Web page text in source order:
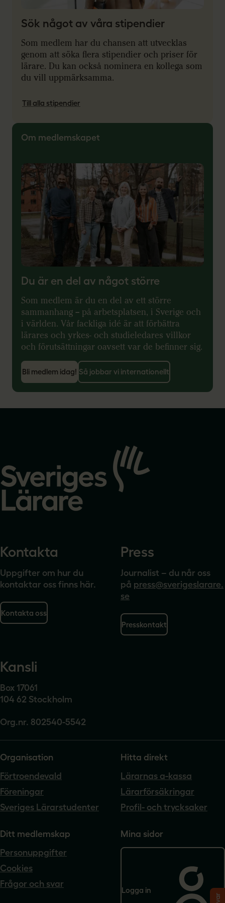
Sök något av våra stipendier
Som medlem har du chansen att utvecklas
genom att söka flera stipendier och priser för
lärare. Du kan också nominera en kollega som
du vill uppmärksamma.
Till alla stipendier
Om medlemskapet
Du är en del av något större
Som medlem är du en del av ett större
sammanhang – på arbetsplatsen, i Sverige och
i världen. Vår fackliga idé är att förbättra
lärares och yrkes- och studieledares villkor
och förutsättningar oavsett var de befinner sig.
Bli medlem idag! Så jobbar vi internationellt
startsidan
Kontakta
Uppgifter om hur du
kontaktar oss finns här.
Kontakta oss
Press
Journalist – du når oss
på press@sverigeslarare.
se
Presskontakt
Kansli
Box 17061
104 62 Stockholm
Org.nr. 802540-5542
Organisation
Förtroendevald
Föreningar
Sveriges Lärarstudenter
Hitta direkt
Lärarnas a-kassa
Lärarförsäkringar
Profil- och trycksaker
Ditt medlemskap
Personuppgifter
Cookies
Frågor och svar
Mina sidor
Logga in